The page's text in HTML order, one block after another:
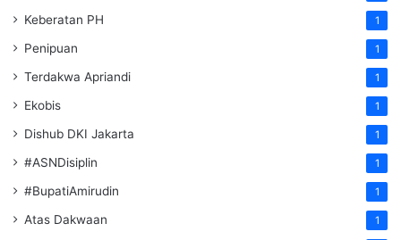
Keberatan PH 1
Penipuan 1
Terdakwa Apriandi 1
Ekobis 1
Dishub DKI Jakarta 1
#ASNDisiplin 1
#BupatiAmirudin 1
Atas Dakwaan 1